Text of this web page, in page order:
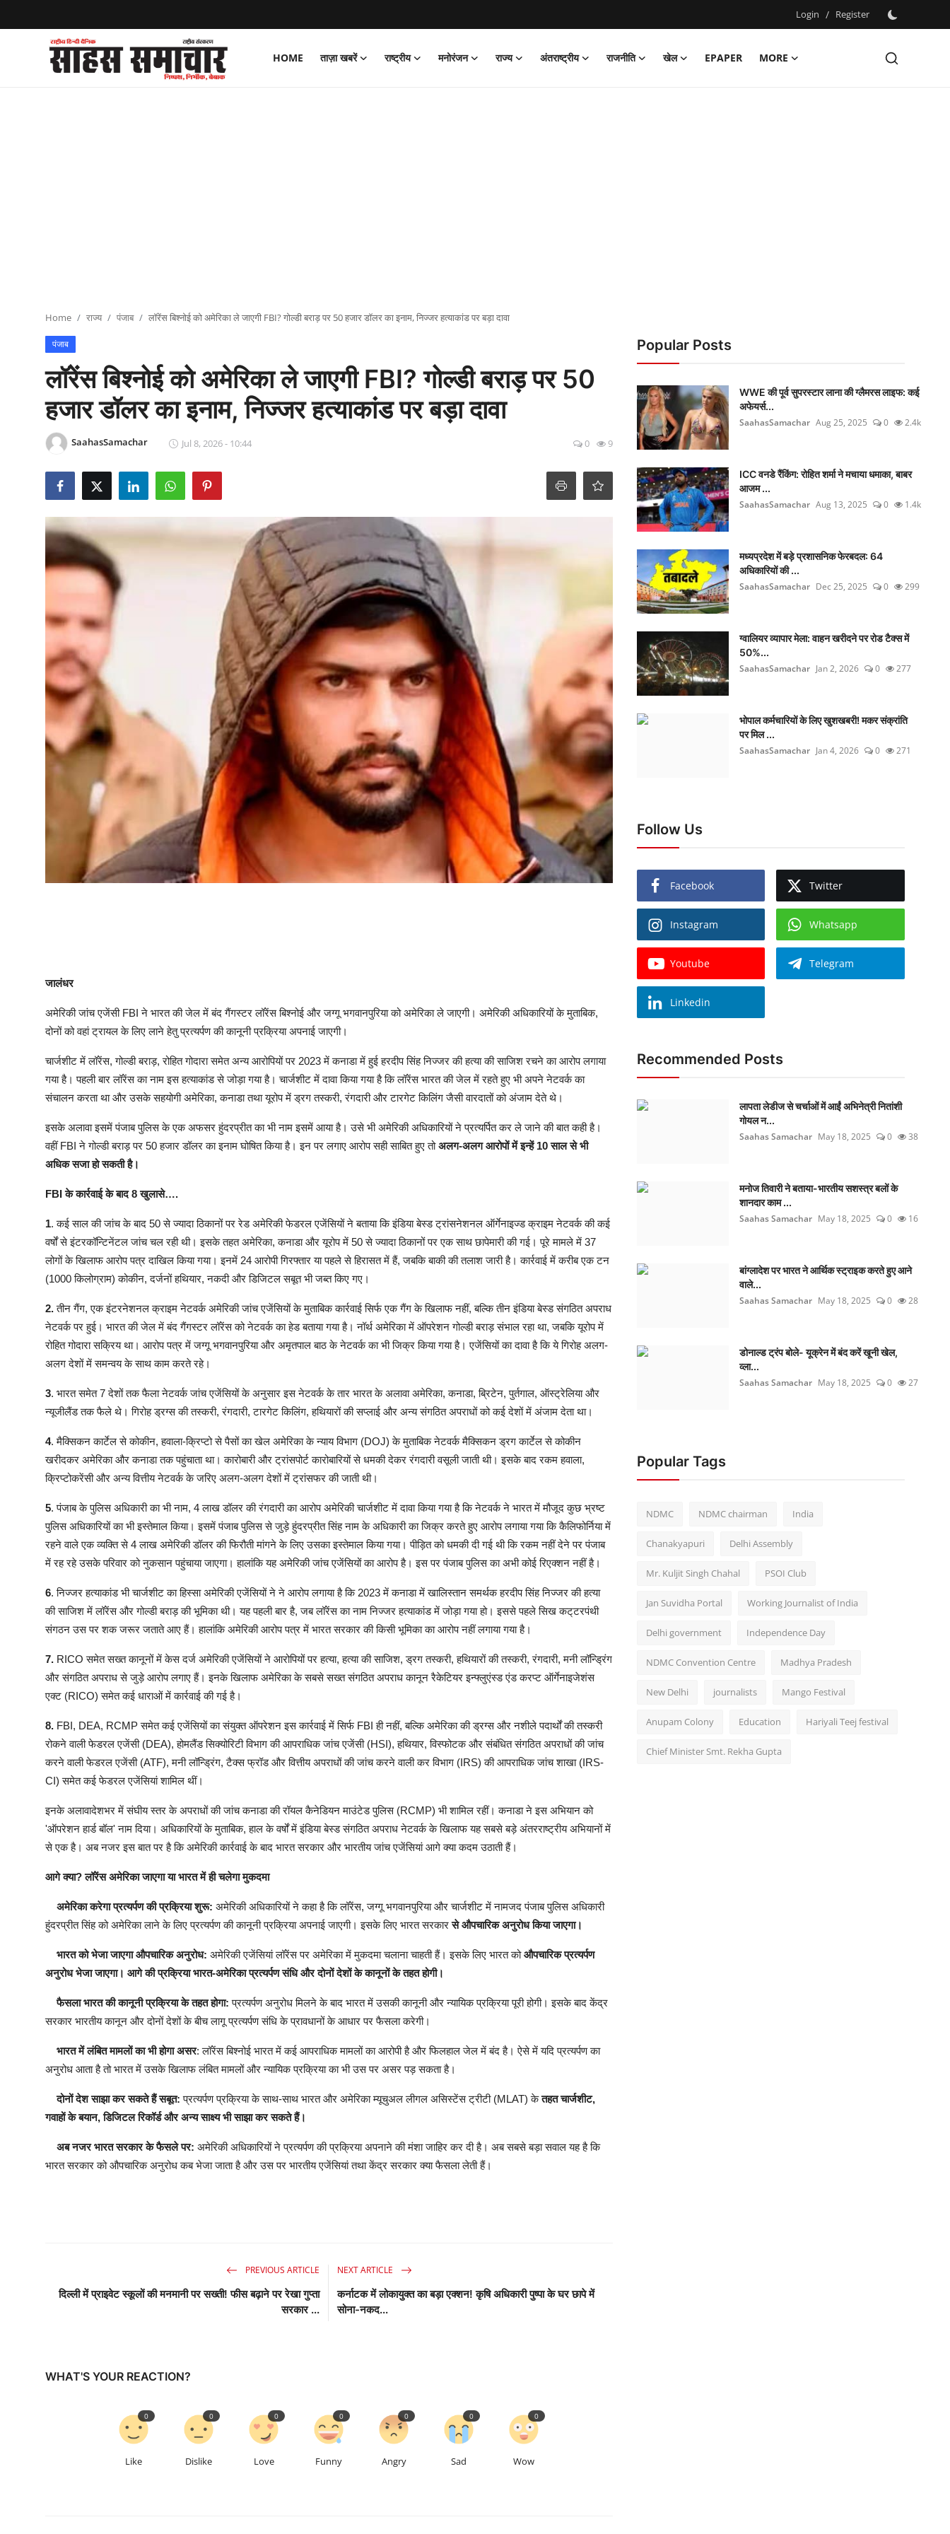
Login / Register
HOME ताज़ा खबरें राष्ट्रीय मनोरंजन राज्य अंतराष्ट्रीय राजनीति खेल EPAPER
MORE
Register
Home राज्य पंजाब लॉरेंस बिश्नोई को अमेरिका ले जाएगी FBI? गोल्डी बराड़ पर 50 हजार डॉलर का इनाम, निज्जर हत्याकांड पर बड़ा दावा
पंजाब
लॉरेंस बिश्नोई को अमेरिका ले जाएगी FBI? गोल्डी बराड़ पर 50
हजार डॉलर का इनाम, निज्जर हत्याकांड पर बड़ा दावा
SaahasSamachar Jul 8, 2026 - 10:44 0 9
जालंधर
अमेरिकी जांच एजेंसी FBI ने भारत की जेल में बंद गैंगस्टर लॉरेंस बिश्नोई और जग्गू भगवानपुरिया को अमेरिका ले जाएगी। अमेरिकी अधिकारियों के मुताबिक,
दोनों को वहां ट्रायल के लिए लाने हेतु प्रत्यर्पण की कानूनी प्रक्रिया अपनाई जाएगी।
चार्जशीट में लॉरेंस, गोल्डी बराड़, रोहित गोदारा समेत अन्य आरोपियों पर 2023 में कनाडा में हुई हरदीप सिंह निज्जर की हत्या की साजिश रचने का आरोप लगाया
गया है। पहली बार लॉरेंस का नाम इस हत्याकांड से जोड़ा गया है। चार्जशीट में दावा किया गया है कि लॉरेंस भारत की जेल में रहते हुए भी अपने नेटवर्क का
संचालन करता था और उसके सहयोगी अमेरिका, कनाडा तथा यूरोप में ड्रग तस्करी, रंगदारी और टारगेट किलिंग जैसी वारदातों को अंजाम देते थे।
इसके अलावा इसमें पंजाब पुलिस के एक अफसर हुंदरप्रीत का भी नाम इसमें आया है। उसे भी अमेरिकी अधिकारियों ने प्रत्यर्पित कर ले जाने की बात कही है।
वहीं FBI ने गोल्डी बराड़ पर 50 हजार डॉलर का इनाम घोषित किया है। इन पर लगाए आरोप सही साबित हुए तोअलग-अलग आरोपों में इन्हें 10 साल से भी
अधिक सजा हो सकती है।
FBI के कार्रवाई के बाद 8 खुलासे….
1. कई साल की जांच के बाद 50 से ज्यादा ठिकानों पर रेड अमेरिकी फेडरल एजेंसियों ने बताया कि इंडिया बेस्ड ट्रांसनेशनल ऑर्गेनाइज्ड क्राइम नेटवर्क की कई
वर्षों से इंटरकॉन्टिनेंटल जांच चल रही थी। इसके तहत अमेरिका, कनाडा और यूरोप में 50 से ज्यादा ठिकानों पर एक साथ छापेमारी की गई। पूरे मामले में 37
लोगों के खिलाफ आरोप पत्र दाखिल किया गया। इनमें 24 आरोपी गिरफ्तार या पहले से हिरासत में हैं, जबकि बाकी की तलाश जारी है। कार्रवाई में करीब एक टन
(1000 किलोग्राम) कोकीन, दर्जनों हथियार, नकदी और डिजिटल सबूत भी जब्त किए गए।
2.तीन गैंग, एक इंटरनेशनल क्राइम नेटवर्क अमेरिकी जांच एजेंसियों के मुताबिक कार्रवाई सिर्फ एक गैंग के खिलाफ नहीं, बल्कि तीन इंडिया बेस्ड संगठित अपराध
नेटवर्क पर हुई। भारत की जेल में बंद गैंगस्टर लॉरेंस को नेटवर्क का हेड बताया गया है। नॉर्थ अमेरिका में ऑपरेशन गोल्डी बराड़ संभाल रहा था, जबकि यूरोप में
रोहित गोदारा सक्रिय था। आरोप पत्र में जग्गू भगवानपुरिया और अमृतपाल बाठ के नेटवर्क का भी जिक्र किया गया है। एजेंसियों का दावा है कि ये गिरोह अलग-
अलग देशों में समन्वय के साथ काम करते रहे।
3. भारत समेत 7 देशों तक फैला नेटवर्क जांच एजेंसियों के अनुसार इस नेटवर्क के तार भारत के अलावा अमेरिका, कनाडा, ब्रिटेन, पुर्तगाल, ऑस्ट्रेलिया और
न्यूजीलैंड तक फैले थे। गिरोह ड्रग्स की तस्करी, रंगदारी, टारगेट किलिंग, हथियारों की सप्लाई और अन्य संगठित अपराधों को कई देशों में अंजाम देता था।
4. मैक्सिकन कार्टेल से कोकीन, हवाला-क्रिप्टो से पैसों का खेल अमेरिका के न्याय विभाग (DOJ) के मुताबिक नेटवर्क मैक्सिकन ड्रग कार्टेल से कोकीन
खरीदकर अमेरिका और कनाडा तक पहुंचाता था। कारोबारी और ट्रांसपोर्ट कारोबारियों से धमकी देकर रंगदारी वसूली जाती थी। इसके बाद रकम हवाला,
क्रिप्टोकरेंसी और अन्य वित्तीय नेटवर्क के जरिए अलग-अलग देशों में ट्रांसफर की जाती थी।
5. पंजाब के पुलिस अधिकारी का भी नाम, 4 लाख डॉलर की रंगदारी का आरोप अमेरिकी चार्जशीट में दावा किया गया है कि नेटवर्क ने भारत में मौजूद कुछ भ्रष्ट
पुलिस अधिकारियों का भी इस्तेमाल किया। इसमें पंजाब पुलिस से जुड़े हुंदरप्रीत सिंह नाम के अधिकारी का जिक्र करते हुए आरोप लगाया गया कि कैलिफोर्निया में
रहने वाले एक व्यक्ति से 4 लाख अमेरिकी डॉलर की फिरौती मांगने के लिए उसका इस्तेमाल किया गया। पीड़ित को धमकी दी गई थी कि रकम नहीं देने पर पंजाब
में रह रहे उसके परिवार को नुकसान पहुंचाया जाएगा। हालांकि यह अमेरिकी जांच एजेंसियों का आरोप है। इस पर पंजाब पुलिस का अभी कोई रिएक्शन नहीं है।
6. निज्जर हत्याकांड भी चार्जशीट का हिस्सा अमेरिकी एजेंसियों ने ने आरोप लगाया है कि 2023 में कनाडा में खालिस्तान समर्थक हरदीप सिंह निज्जर की हत्या
की साजिश में लॉरेंस और गोल्डी बराड़ की भूमिका थी। यह पहली बार है, जब लॉरेंस का नाम निज्जर हत्याकांड में जोड़ा गया हो। इससे पहले सिख कट्‌टरपंथी
संगठन उस पर शक जरूर जताते आए हैं। हालांकि अमेरिकी आरोप पत्र में भारत सरकार की किसी भूमिका का आरोप नहीं लगाया गया है।
7. RICO समेत सख्त कानूनों में केस दर्ज अमेरिकी एजेंसियों ने आरोपियों पर हत्या, हत्या की साजिश, ड्रग तस्करी, हथियारों की तस्करी, रंगदारी, मनी लॉन्ड्रिंग
और संगठित अपराध से जुड़े आरोप लगाए हैं। इनके खिलाफ अमेरिका के सबसे सख्त संगठित अपराध कानून रैकेटियर इन्फ्लुएंस्ड एंड करप्ट ऑर्गेनाइजेशंस
एक्ट (RICO) समेत कई धाराओं में कार्रवाई की गई है।
8. FBI, DEA, RCMP समेत कई एजेंसियों का संयुक्त ऑपरेशन इस कार्रवाई में सिर्फ FBI ही नहीं, बल्कि अमेरिका की ड्रग्स और नशीले पदार्थों की तस्करी
रोकने वाली फेडरल एजेंसी (DEA), होमलैंड सिक्योरिटी विभाग की आपराधिक जांच एजेंसी (HSI), हथियार, विस्फोटक और संबंधित संगठित अपराधों की जांच
करने वाली फेडरल एजेंसी (ATF), मनी लॉन्ड्रिंग, टैक्स फ्रॉड और वित्तीय अपराधों की जांच करने वाली कर विभाग (IRS) की आपराधिक जांच शाखा (IRS-
CI) समेत कई फेडरल एजेंसियां शामिल थीं।
इनके अलावादेशभर में संघीय स्तर के अपराधों की जांच कनाडा की रॉयल कैनेडियन माउंटेड पुलिस (RCMP) भी शामिल रहीं। कनाडा ने इस अभियान को
'ऑपरेशन हार्ड बॉल' नाम दिया। अधिकारियों के मुताबिक, हाल के वर्षों में इंडिया बेस्ड संगठित अपराध नेटवर्क के खिलाफ यह सबसे बड़े अंतरराष्ट्रीय अभियानों में
से एक है। अब नजर इस बात पर है कि अमेरिकी कार्रवाई के बाद भारत सरकार और भारतीय जांच एजेंसियां आगे क्या कदम उठाती हैं।
आगे क्या? लॉरेंस अमेरिका जाएगा या भारत में ही चलेगा मुकदमा
अमेरिका करेगा प्रत्यर्पण की प्रक्रिया शुरू: अमेरिकी अधिकारियों ने कहा है कि लॉरेंस, जग्गू भगवानपुरिया और चार्जशीट में नामजद पंजाब पुलिस अधिकारी
हुंदरप्रीत सिंह को अमेरिका लाने के लिए प्रत्यर्पण की कानूनी प्रक्रिया अपनाई जाएगी। इसके लिए भारत सरकारसे औपचारिक अनुरोध किया जाएगा।
भारत को भेजा जाएगा औपचारिक अनुरोध: अमेरिकी एजेंसियां लॉरेंस पर अमेरिका में मुकदमा चलाना चाहती हैं। इसके लिए भारत कोऔपचारिक प्रत्यर्पण
अनुरोध भेजा जाएगा। आगे की प्रक्रिया भारत-अमेरिका प्रत्यर्पण संधि और दोनों देशों के कानूनों के तहत होगी।
फैसला भारत की कानूनी प्रक्रिया के तहत होगा: प्रत्यर्पण अनुरोध मिलने के बाद भारत में उसकी कानूनी और न्यायिक प्रक्रिया पूरी होगी। इसके बाद केंद्र
सरकार भारतीय कानून और दोनों देशों के बीच लागू प्रत्यर्पण संधि के प्रावधानों के आधार पर फैसला करेगी।
भारत में लंबित मामलों का भी होगा असर: लॉरेंस बिश्नोई भारत में कई आपराधिक मामलों का आरोपी है और फिलहाल जेल में बंद है। ऐसे में यदि प्रत्यर्पण का
अनुरोध आता है तो भारत में उसके खिलाफ लंबित मामलों और न्यायिक प्रक्रिया का भी उस पर असर पड़ सकता है।
दोनों देश साझा कर सकते हैं सबूत:प्रत्यर्पण प्रक्रिया के साथ-साथ भारत और अमेरिका म्यूचुअल लीगल असिस्टेंस ट्रीटी (MLAT) केतहत चार्जशीट,
गवाहों के बयान, डिजिटल रिकॉर्ड और अन्य साक्ष्य भी साझा कर सकते हैं।
अब नजर भारत सरकार के फैसले पर: अमेरिकी अधिकारियों ने प्रत्यर्पण की प्रक्रिया अपनाने की मंशा जाहिर कर दी है। अब सबसे बड़ा सवाल यह है कि
भारत सरकार को औपचारिक अनुरोध कब भेजा जाता है और उस पर भारतीय एजेंसियां तथा केंद्र सरकार क्या फैसला लेती हैं।
PREVIOUS ARTICLE
दिल्ली में प्राइवेट स्कूलों की मनमानी पर सख्ती! फीस बढ़ाने पर रेखा गुप्ता
सरकार ...
NEXT ARTICLE
कर्नाटक में लोकायुक्त का बड़ा एक्शन! कृषि अधिकारी पुष्पा के घर छापे में
सोना-नकद...
WHAT'S YOUR REACTION?
Like
0
Dislike
0
Love
0
Funny
0
Angry
0
Sad
0
Wow
0
Popular Posts
WWE की पूर्व सुपरस्टार लाना की ग्लैमरस लाइफ: कई
अफेयर्स...
SaahasSamachar Aug 25, 2025 0 2.4k
ICC वनडे रैंकिंग: रोहित शर्मा ने मचाया धमाका, बाबर
आजम ...
SaahasSamachar Aug 13, 2025 0 1.4k
मध्यप्रदेश में बड़े प्रशासनिक फेरबदल: 64
अधिकारियों की ...
SaahasSamachar Dec 25, 2025 0 299
ग्वालियर व्यापार मेला: वाहन खरीदने पर रोड टैक्स में
50%...
SaahasSamachar Jan 2, 2026 0 277
भोपाल कर्मचारियों के लिए खुशखबरी! मकर संक्रांति
पर मिल ...
SaahasSamachar Jan 4, 2026 0 271
Follow Us
Facebook Twitter
Instagram Whatsapp
Youtube Telegram
Linkedin
Recommended Posts
लापता लेडीज से चर्चाओं में आईं अभिनेत्री नितांशी
गोयल न...
Saahas Samachar May 18, 2025 0 38
मनोज तिवारी ने बताया-भारतीय सशस्त्र बलों के
शानदार काम ...
Saahas Samachar May 18, 2025 0 16
बांग्लादेश पर भारत ने आर्थिक स्ट्राइक करते हुए आने
वाले...
Saahas Samachar May 18, 2025 0 28
डोनाल्ड ट्रंप बोले- यूक्रेन में बंद करें खूनी खेल,
व्ला...
Saahas Samachar May 18, 2025 0 27
Popular Tags
NDMC NDMC chairman India
Chanakyapuri Delhi Assembly
Mr. Kuljit Singh Chahal PSOI Club
Jan Suvidha Portal Working Journalist of India
Delhi government Independence Day
NDMC Convention Centre Madhya Pradesh
New Delhi journalists Mango Festival
Anupam Colony Education Hariyali Teej festival
Chief Minister Smt. Rekha Gupta